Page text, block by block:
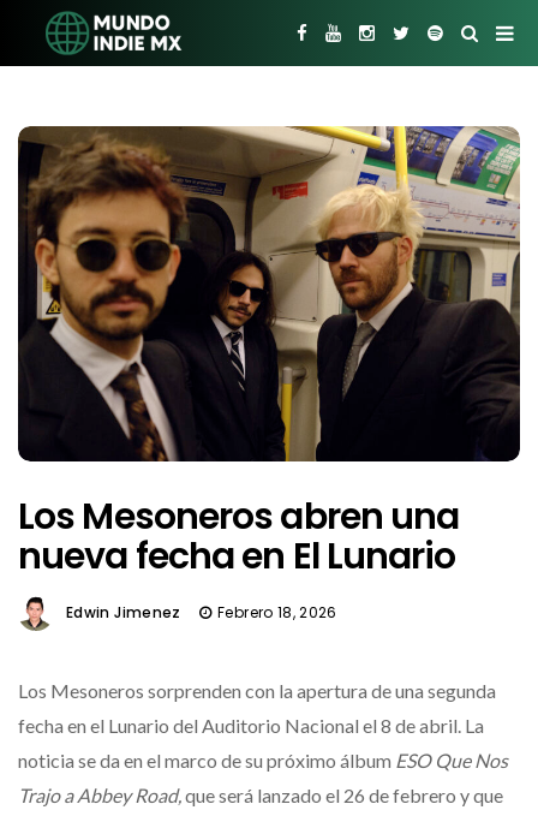
Los Mesoneros abren una
nueva fecha en El Lunario
Edwin Jimenez Febrero 18, 2026
Los Mesoneros sorprenden con la apertura de una segunda
fecha en el Lunario del Auditorio Nacional el 8 de abril. La
noticia se da en el marco de su próximo álbum ESO Que Nos
Trajo a Abbey Road,que será lanzado el 26 de febrero y que